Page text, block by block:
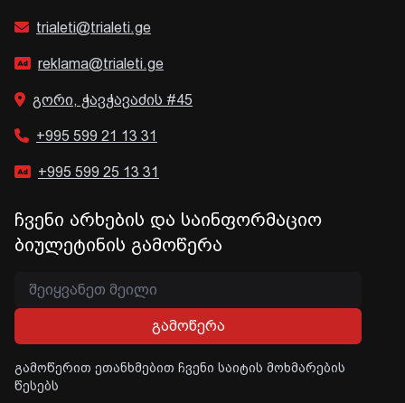
trialeti@trialeti.ge
reklama@trialeti.ge
გორი, ჭავჭავაძის #45
+995 599 21 13 31
+995 599 25 13 31
ჩვენი არხების და საინფორმაციო
ბიულეტინის გამოწერა
გამოწერა
გამოწერით ეთანხმებით ჩვენი საიტის მოხმარების
წესებს